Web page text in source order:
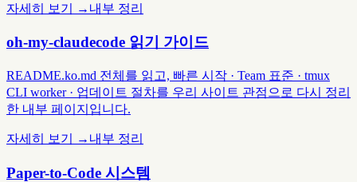
자세히 보기 → 내부 정리
oh-my-claudecode 읽기 가이드
README.ko.md 전체를 읽고, 빠른 시작 · Team 표준 · tmux
CLI worker · 업데이트 절차를 우리 사이트 관점으로 다시 정리
한 내부 페이지입니다.
자세히 보기 → 내부 정리
Paper-to-Code 시스템